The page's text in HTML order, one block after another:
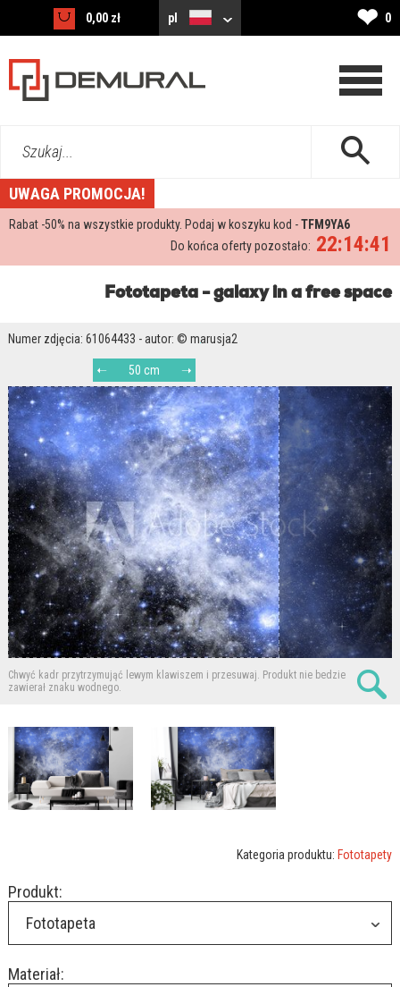
0,00 zł pl ❤ 0
Szukaj...
UWAGA PROMOCJA!
Rabat -50% na wszystkie produkty. Podaj w koszyku kod -TFM9YA6
22:14:40
Do końca oferty pozostało:
Fototapeta - galaxy in a free space
Numer zdjęcia: 61064433 - autor: © marusja2
50 cm
Chwyć kadr przytrzymująć lewym klawiszem i przesuwaj. Produkt nie bedzie
zawierał znaku wodnego.
Kategoria produktu: Fototapety
Produkt:
Fototapeta
Materiał: